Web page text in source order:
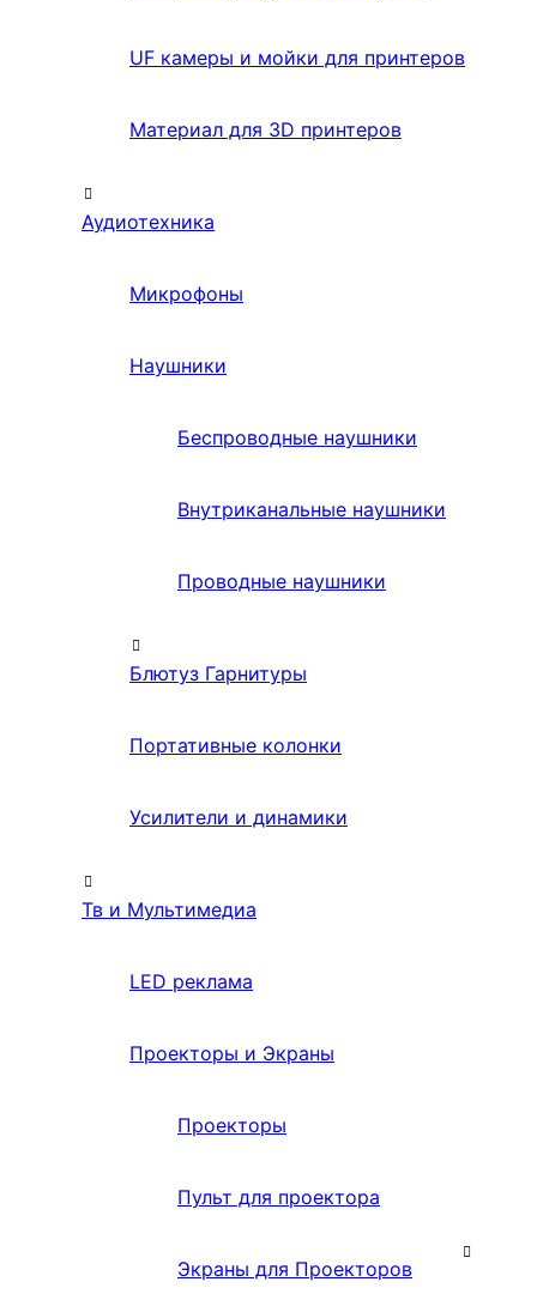
UF камеры и мойки для принтеров
Материал для 3D принтеров
Аудиотехника
Микрофоны
Наушники
Беспроводные наушники
Внутриканальные наушники
Проводные наушники
Блютуз Гарнитуры
Портативные колонки
Усилители и динамики
Тв и Мультимедиа
LED реклама
Проекторы и Экраны
Проекторы
Пульт для проектора
Экраны для Проекторов